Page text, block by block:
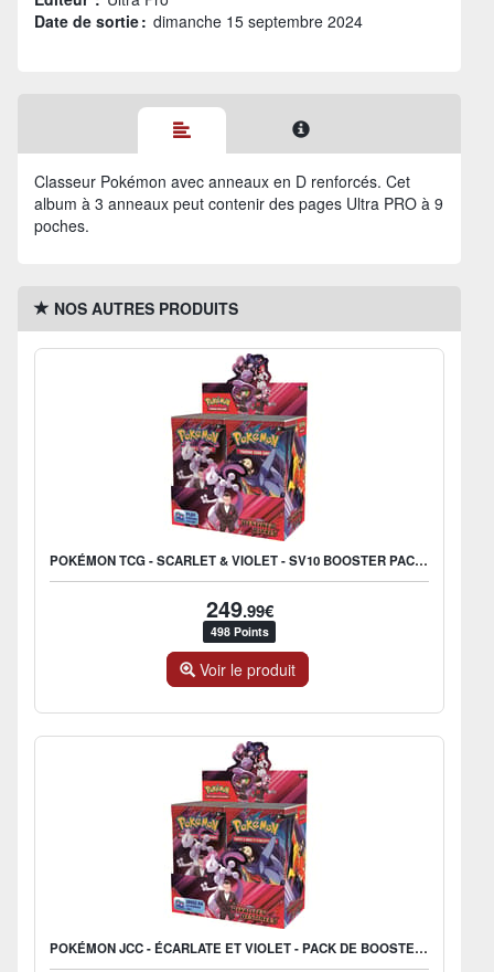
Date de sortie : dimanche 15 septembre 2024
Classeur Pokémon avec anneaux en D renforcés. Cet
album à 3 anneaux peut contenir des pages Ultra PRO à 9
poches.
NOS AUTRES PRODUITS
POKÉMON TCG - SCARLET & VIOLET - SV10 BOOSTER PACK (DISPLAY X36) - UK
249.99€
498 Points
Voir le produit
POKÉMON JCC - ÉCARLATE ET VIOLET - PACK DE BOOSTER EV10 RIVALITÉS DESTINÉES (DISPLAY X36) - FR